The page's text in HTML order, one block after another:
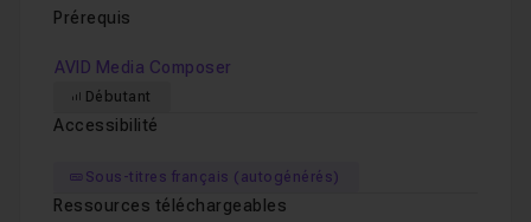
Prérequis
AVID Media Composer
Débutant
Accessibilité
Sous-titres français (autogénérés)
Ressources téléchargeables